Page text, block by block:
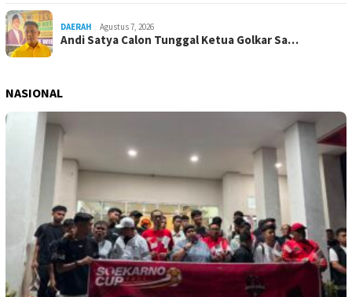
DAERAH Agustus 7, 2026
Andi Satya Calon Tunggal Ketua Golkar Sa…
NASIONAL